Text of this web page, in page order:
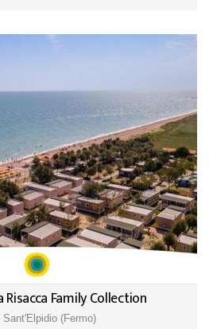
Risacca Family Collection
(Fermo)